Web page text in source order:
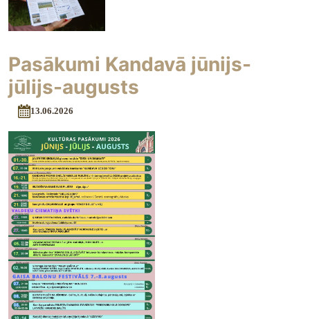
Pasākumi Kandavā jūnijs-
jūlijs-augusts
13.06.2026